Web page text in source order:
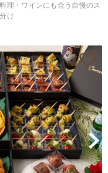
理・ワインにも合う自慢のス
け